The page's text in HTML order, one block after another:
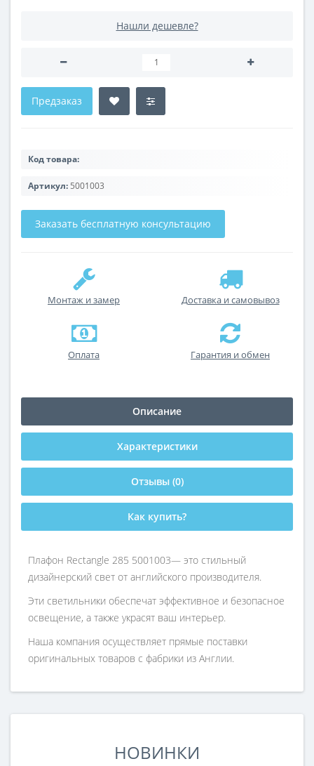
Нашли дешевле?
Предзаказ
Код товара:
Артикул: 5001003
Заказать бесплатную консультацию
Монтаж и замер Доставка и самовывоз
Оплата Гарантия и обмен
Описание
Характеристики
Отзывы (0)
Как купить?
Плафон Rectangle 285 5001003— это стильный
дизайнерский свет от английского производителя.
Эти светильники обеспечат эффективное и безопасное
освещение, а также украсят ваш интерьер.
Наша компания осуществляет прямые поставки
оригинальных товаров с фабрики из Англии.
НОВИНКИ